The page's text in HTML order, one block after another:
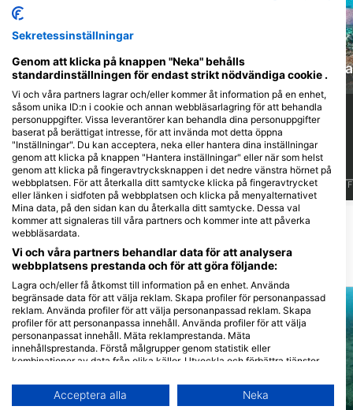
Muräna
5Observationer
J F M A M J J A S O N D
Läppfisk
4Observationer
J F M A M J J A S O N D F
Visa fler djur
Närliggande Dykplatser
Sekretessinställningar
Genom att klicka på knappen "Neka" behålls
standardinställningen för endast strikt nödvändiga cookie .
Vi och våra partners lagrar och/eller kommer åt information på en enhet,
såsom unika ID:n i cookie och annan webbläsarlagring för att behandla
personuppgifter. Vissa leverantörer kan behandla dina personuppgifter
baserat på berättigat intresse, för att invända mot detta öppna
"Inställningar". Du kan acceptera, neka eller hantera dina inställningar
genom att klicka på knappen "Hantera inställningar" eller när som helst
genom att klicka på fingeravtrycksknappen i det nedre vänstra hörnet på
webbplatsen. För att återkalla ditt samtycke klicka på fingeravtrycket
eller länken i sidfoten på webbplatsen och klicka på menyalternativet
Mina data, på den sidan kan du återkalla ditt samtycke. Dessa val
kommer att signaleras till våra partners och kommer inte att påverka
webbläsardata.
Vi och våra partners behandlar data för att analysera
webbplatsens prestanda och för att göra följande:
Lagra och/eller få åtkomst till information på en enhet. Använda
begränsade data för att välja reklam. Skapa profiler för personanpassad
reklam. Använda profiler för att välja personanpassad reklam. Skapa
profiler för att personanpassa innehåll. Använda profiler för att välja
personanpassat innehåll. Mäta reklamprestanda. Mäta
innehållsprestanda. Förstå målgrupper genom statistik eller
kombinationer av data från olika källor. Utveckla och förbättra tjänster.
Du hittar mer information om hur Google använder data här:
https://business.safety.google/privacy/
Acceptera alla Neka